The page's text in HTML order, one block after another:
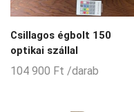
Csillagos égbolt 150
optikai szállal
104 900 Ft /darab